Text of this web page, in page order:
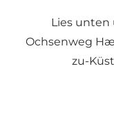
Lies unten
Ochsenweg
zu-